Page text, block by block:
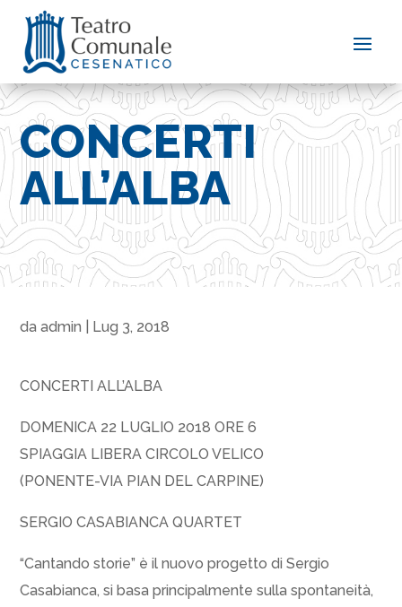
CONCERTI
ALL’ALBA
daadmin Lug 3, 2018
CONCERTI ALL’ALBA
DOMENICA 22 LUGLIO 2018 ORE 6
SPIAGGIA LIBERA CIRCOLO VELICO
(PONENTE-VIA PIAN DEL CARPINE)
SERGIO CASABIANCA QUARTET
“Cantando storie” è il nuovo progetto di Sergio
Casabianca, si basa principalmente sulla spontaneità,